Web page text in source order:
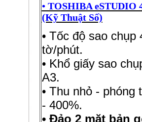
• TOSHIBA eSTUDIO
(Kỹ Thuật Số)
• Tốc độ sao chụp
tờ/phút.
• Khổ giấy sao
A3.
• Thu nhỏ - phóng
- 400%.
• Đảo 2 mặt bản